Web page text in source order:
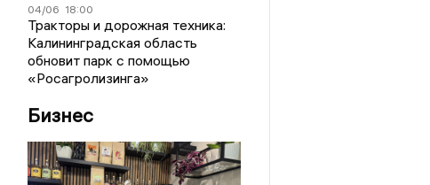
04/06 18:00
Тракторы и дорожная техника:
Калининградская область
обновит парк с помощью
«Росагролизинга»
Бизнес